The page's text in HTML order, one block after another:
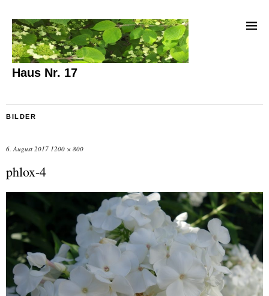
Haus Nr. 17
BILDER
6. August 2017 1200 × 800
phlox-4